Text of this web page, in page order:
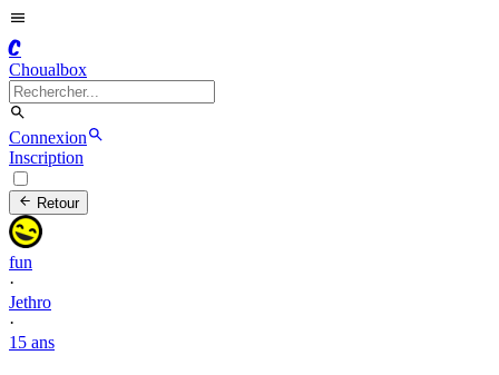
C
Choualbox
Connexion
Inscription
Retour
fun
·
Jethro
·
15 ans